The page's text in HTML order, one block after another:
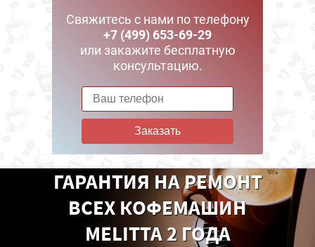
Свяжитесь с нами по телефону
+7 (499) 653-69-29
или закажите бесплатную
консультацию.
Заказать
ГАРАНТИЯ НА РЕМОНТ
ВСЕХ КОФЕМАШИН
MELITTA 2 ГОДА